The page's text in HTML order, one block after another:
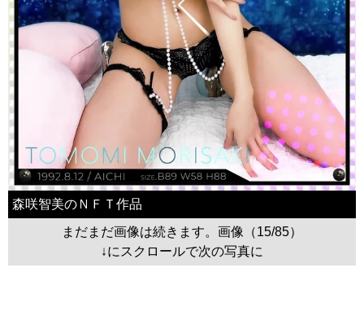
森咲智美のＮＦＴ作品
まだまだ画像は続きます。画像（15/85）
↓にスクロールで次の写真に